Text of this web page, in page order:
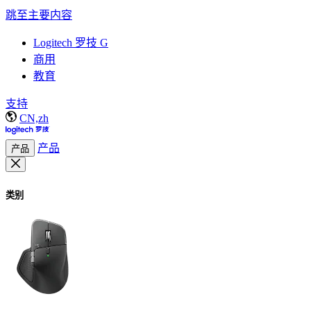
跳至主要内容
Logitech 罗技 G
商用
教育
支持
CN,zh
产品 产品
类别